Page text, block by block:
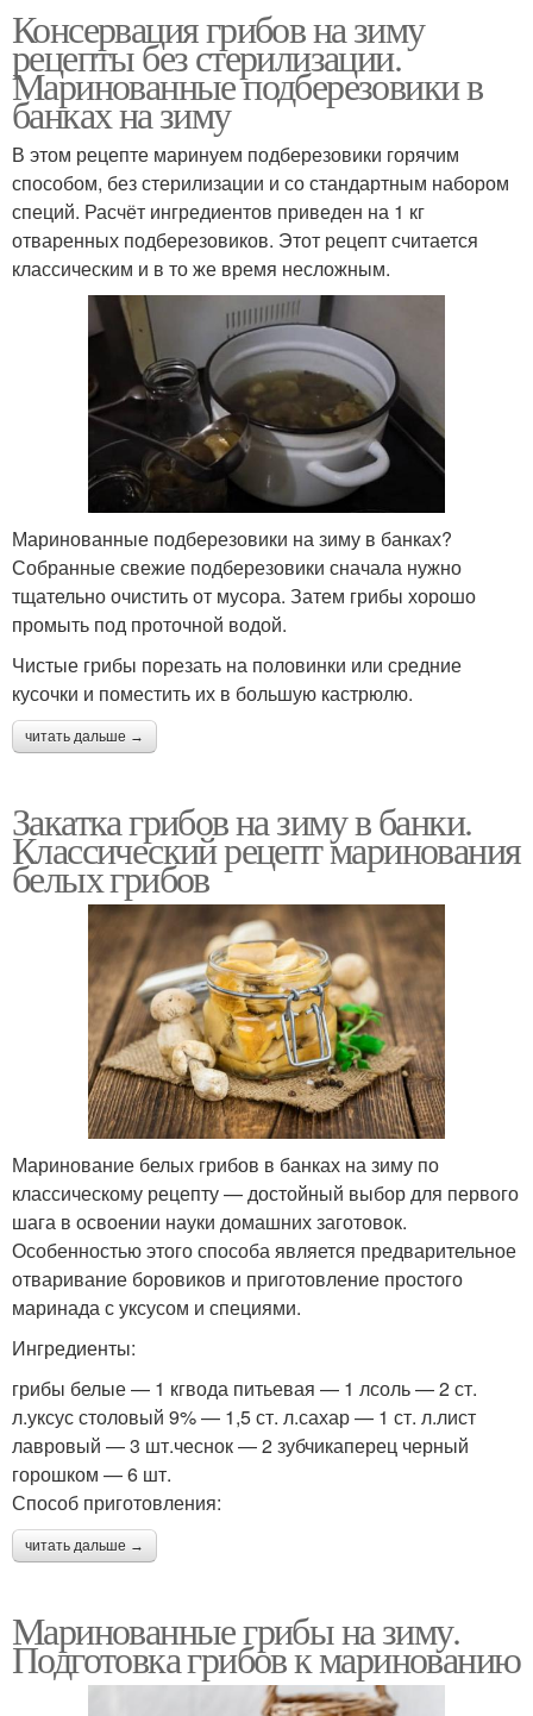
Консервация грибов на зиму
рецепты без стерилизации.
Маринованные подберезовики в
банках на зиму
В этом рецепте маринуем подберезовики горячим
способом, без стерилизации и со стандартным набором
специй. Расчёт ингредиентов приведен на 1 кг
отваренных подберезовиков. Этот рецепт считается
классическим и в то же время несложным.
Маринованные подберезовики на зиму в банках?
Собранные свежие подберезовики сначала нужно
тщательно очистить от мусора. Затем грибы хорошо
промыть под проточной водой.
Чистые грибы порезать на половинки или средние
кусочки и поместить их в большую кастрюлю.
читать дальше →
Закатка грибов на зиму в банки.
Классический рецепт маринования
белых грибов
Маринование белых грибов в банках на зиму по
классическому рецепту — достойный выбор для первого
шага в освоении науки домашних заготовок.
Особенностью этого способа является предварительное
отваривание боровиков и приготовление простого
маринада с уксусом и специями.
Ингредиенты:
грибы белые — 1 кгвода питьевая — 1 лсоль — 2 ст.
л.уксус столовый 9% — 1,5 ст. л.сахар — 1 ст. л.лист
лавровый — 3 шт.чеснок — 2 зубчикаперец черный
горошком — 6 шт.
Способ приготовления:
читать дальше →
Маринованные грибы на зиму.
Подготовка грибов к маринованию